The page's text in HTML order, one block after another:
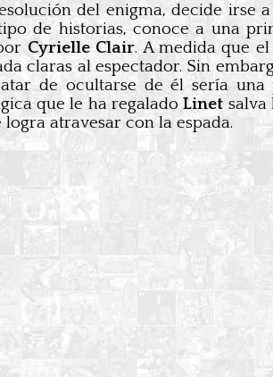
del enigma, decide irse
de historias, conoce a una
Cyrielle Clair. A medida que
claras al espectador. Sin
de ocultarse de él sería
que le ha regaladoLinet salva
atravesar con la espada.